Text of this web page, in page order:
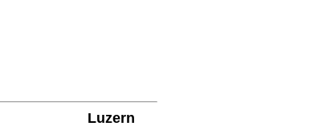
Luzern